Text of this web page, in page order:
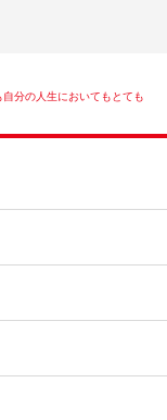
分の人生においてもとても